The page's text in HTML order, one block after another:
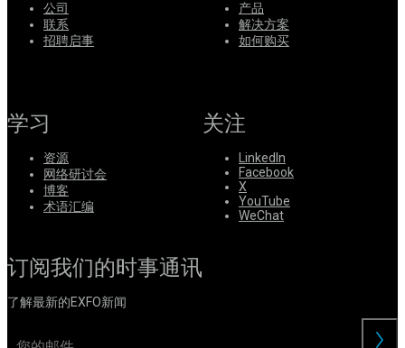
公司
联系
招聘启事
产品
解决方案
如何购买
学习
资源
网络研讨会
博客
术语汇编
关注
LinkedIn
Facebook
X
YouTube
WeChat
订阅我们的时事通讯
了解最新的EXFO新闻